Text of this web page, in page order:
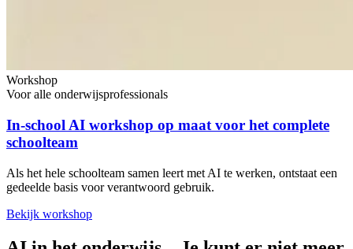
Workshop
Voor alle onderwijsprofessionals
In-school AI workshop op maat voor het complete
schoolteam
Als het hele schoolteam samen leert met AI te werken, ontstaat een
gedeelde basis voor verantwoord gebruik.
Bekijk workshop